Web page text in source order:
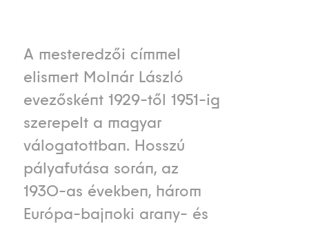
A mesteredzői címmel
elismert Molnár László
evezősként 1929-től 1951-ig
szerepelt a magyar
válogatottban. Hosszú
pályafutása során, az
1930-as években, három
Európa-bajnoki arany- és